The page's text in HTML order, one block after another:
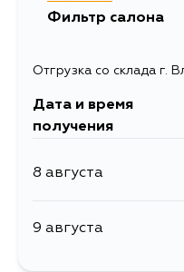
Фильтр салона
Отгрузка со склада г.
Дата и время
получения
8 августа
9 августа